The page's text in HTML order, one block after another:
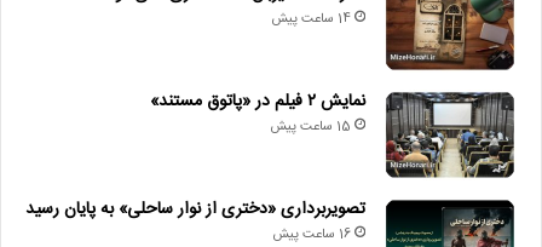
14 ساعت پیش
نمایش ۲ فیلم در «پاتوق مستند»
15 ساعت پیش
تصویربرداری «دختری از نوار ساحلی» به پایان رسید
16 ساعت پیش